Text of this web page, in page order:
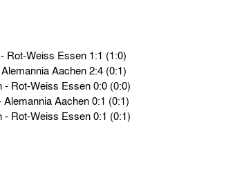
2. Bundesliga › Fr. 30.03.84 › Alemannia Aachen - Rot-Weiss Essen 1:1 (1:0)
2. Bundesliga › Fr. 23.09.83 › Rot-Weiss Essen - Alemannia Aachen 2:4 (0:1)
2. Bundesliga › Sa. 12.02.83 › Alemannia Aachen - Rot-Weiss Essen 0:0 (0:0)
2. Bundesliga › Mi. 25.08.82 › Rot-Weiss Essen - Alemannia Aachen 0:1 (0:1)
2. Bundesliga › Sa. 29.05.82 › Alemannia Aachen - Rot-Weiss Essen 0:1 (0:1)